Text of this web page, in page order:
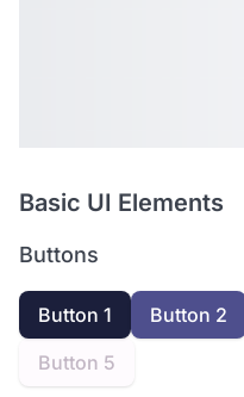
Basic UI Elements
Buttons
Button 1 Button 2
Button 5